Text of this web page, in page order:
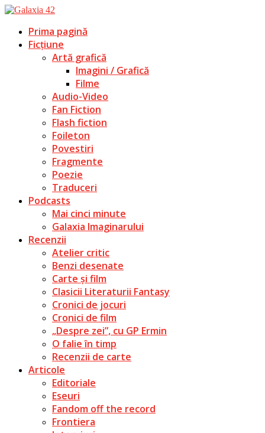
Prima pagină
Ficțiune
Artă grafică
Imagini / Grafică
Filme
Audio-Video
Fan Fiction
Flash fiction
Foileton
Povestiri
Fragmente
Poezie
Traduceri
Podcasts
Mai cinci minute
Galaxia Imaginarului
Recenzii
Atelier critic
Benzi desenate
Carte și film
Clasicii Literaturii Fantasy
Cronici de jocuri
Cronici de film
„Despre zei”, cu GP Ermin
O falie în timp
Recenzii de carte
Articole
Editoriale
Eseuri
Fandom off the record
Frontiera